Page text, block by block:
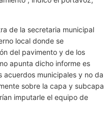
de la secretaria municipal
local donde se
del pavimento y de los
apunta dicho informe es
acuerdos municipales y no da
sobre la capa y subcapa
imputarle el equipo de